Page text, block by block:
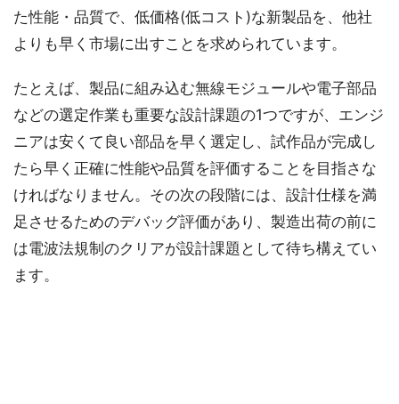
た性能・品質で、低価格(低コスト)な新製品を、他社
よりも早く市場に出すことを求められています。
たとえば、製品に組み込む無線モジュールや電子部品
などの選定作業も重要な設計課題の1つですが、エンジ
ニアは安くて良い部品を早く選定し、試作品が完成し
たら早く正確に性能や品質を評価することを目指さな
ければなりません。その次の段階には、設計仕様を満
足させるためのデバッグ評価があり、製造出荷の前に
は電波法規制のクリアが設計課題として待ち構えてい
ます。